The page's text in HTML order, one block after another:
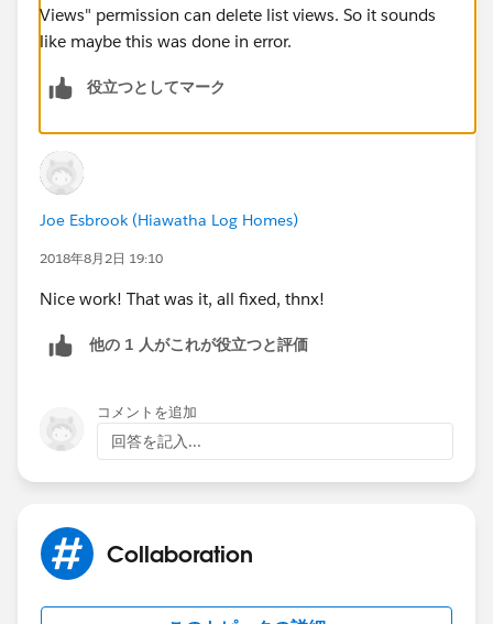
Views" permission can delete list views. So it sounds
like maybe this was done in error.
役立つとしてマーク
Joe Esbrook (Hiawatha Log Homes)
2018年8月2日 19:10
Nice work! That was it, all fixed, thnx!
他の 1 人がこれが役立つと評価
コメントを追加
回答を記入...
Collaboration